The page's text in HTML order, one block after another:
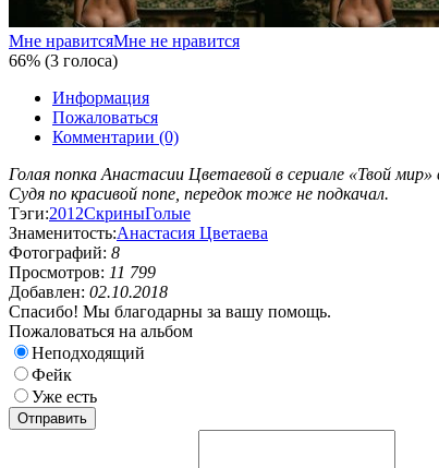
Мне нравитсяМне не нравится
66% (3 голоса)
Информация
Пожаловаться
Комментарии (0)
Голая попка Анастасии Цветаевой в сериале «Твой
Судя по красивой попе, передок тоже не подкачал.
Тэги:2012СкриныГолые
Знаменитость:Анастасия Цветаева
Фотографий: 8
Просмотров: 11 799
Добавлен: 02.10.2018
Спасибо! Мы благодарны за вашу помощь.
Пожаловаться на альбом
Неподходящий
Фейк
Уже есть